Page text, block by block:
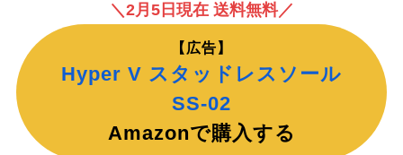
＼2月5日現在 送料無料／
【広告】
Hyper V スタッドレスソール
SS-02
Amazonで購入する